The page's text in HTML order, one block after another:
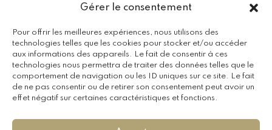
Gérer le consentement
Pour offrir les meilleures expériences, nous utilisons des
technologies telles que les cookies pour stocker et/ou accéder
aux informations des appareils. Le fait de consentir à ces
technologies nous permettra de traiter des données telles que le
comportement de navigation ou les ID uniques sur ce site. Le fait
de ne pas consentir ou de retirer son consentement peut avoir un
effet négatif sur certaines caractéristiques et fonctions.